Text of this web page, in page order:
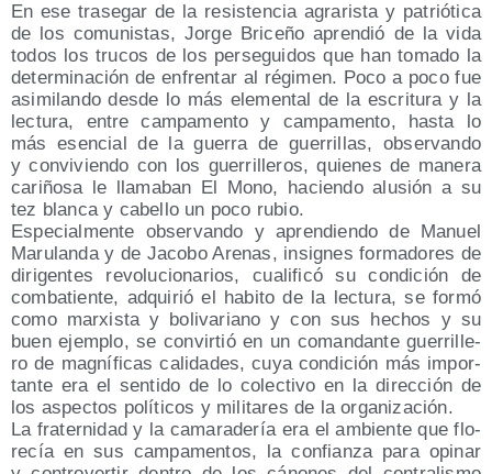
En ese tra­se­gar de la resis­ten­cia agra­ris­ta y patrió­ti­ca
de los comu­nis­tas, Jor­ge Bri­ce­ño apren­dió de la vida
todos los tru­cos de los per­se­gui­dos que han toma­do la
deter­mi­na­ción de enfren­tar al régi­men. Poco a poco fue
asi­mi­lan­do des­de lo más ele­men­tal de la escri­tu­ra y la
lec­tu­ra, entre cam­pa­men­to y cam­pa­men­to, has­ta lo
más esen­cial de la gue­rra de gue­rri­llas, obser­van­do
y con­vi­vien­do con los gue­rri­lle­ros, quie­nes de mane­ra
cari­ño­sa le lla­ma­ban El Mono, hacien­do alu­sión a su
tez blan­ca y cabe­llo un poco rubio.
Espe­cial­men­te obser­van­do y apren­dien­do de Manuel
Maru­lan­da y de Jaco­bo Are­nas, insig­nes for­ma­do­res de
diri­gen­tes revo­lu­cio­na­rios, cua­li­fi­có su con­di­ción de
com­ba­tien­te, adqui­rió el habi­to de la lec­tu­ra, se for­mó
como mar­xis­ta y boli­va­riano y con sus hechos y su
buen ejem­plo, se con­vir­tió en un coman­dan­te gue­rri­lle­
ro de mag­ní­fi­cas cali­da­des, cuya con­di­ción más impor­
tan­te era el sen­ti­do de lo colec­ti­vo en la direc­ción de
los aspec­tos polí­ti­cos y mili­ta­res de la organización.
La fra­ter­ni­dad y la cama­ra­de­ría era el ambien­te que flo­
re­cía en sus cam­pa­men­tos, la con­fian­za para opi­nar